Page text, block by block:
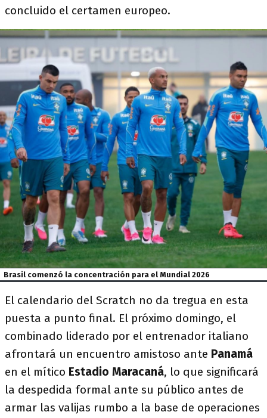
concluido el certamen europeo.
Brasil comenzó la concentración para el Mundial 2026
El calendario del Scratch no da tregua en esta
puesta a punto final. El próximo domingo, el
combinado liderado por el entrenador italiano
afrontará un encuentro amistoso ante Panamá
en el mítico Estadio Maracaná, lo que significará
la despedida formal ante su público antes de
armar las valijas rumbo a la base de operaciones